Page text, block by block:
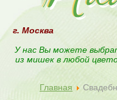
г. Москва
У нас Вы можете
из мишек в любой
Главная